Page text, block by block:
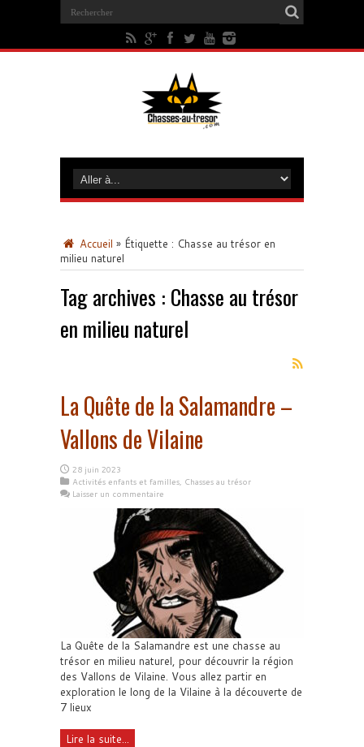
Accueil » Étiquette : Chasse au trésor en
milieu naturel
Tag archives : Chasse au trésor
en milieu naturel
La Quête de la Salamandre –
Vallons de Vilaine
28 juin 2023
Activités enfants et familles, Chasses au trésor
Laisser un commentaire
La Quête de la Salamandre est une chasse au
trésor en milieu naturel, pour découvrir la région
des Vallons de Vilaine. Vous allez partir en
exploration le long de la Vilaine à la découverte de
7 lieux
Lire la suite...